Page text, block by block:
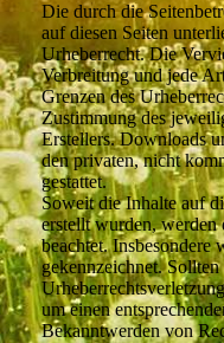
Die durch die
auf diesen Seiten
Urheberrecht. Die
Verbreitung und jede
Grenzen des
Zustimmung des
Erstellers. Downloads
den privaten, nicht
gestattet.
Soweit die Inhalte auf
erstellt wurden,
beachtet. Insbesondere
gekennzeichnet.
um einen
Bekanntwerden von